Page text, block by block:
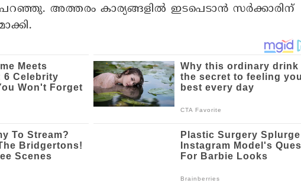
അത്തരം കാര്യങ്ങളിൽ ഇടപെടാൻ സർക്കാരിന്